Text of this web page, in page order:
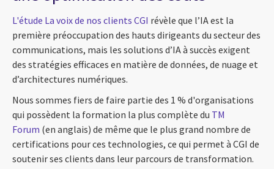
L'étude La voix de nos clients CGI révèle que l’IA est la
première préoccupation des hauts dirigeants du secteur des
communications, mais les solutions d’IA à succès exigent
des stratégies efficaces en matière de données, de nuage et
d’architectures numériques.
Nous sommes fiers de faire partie des 1 % d'organisations
qui possèdent la formation la plus complète du TM
Forum (en anglais) de même que le plus grand nombre de
certifications pour ces technologies, ce qui permet à CGI de
soutenir ses clients dans leur parcours de transformation.